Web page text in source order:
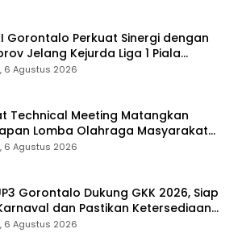
Gorontalo Perkuat Sinergi dengan
Jelang Kejurda Liga 1 Piala
2026
6 Agustus 2026
Technical Meeting Matangkan
Lomba Olahraga Masyarakat
Provinsi Gorontalo
6 Agustus 2026
Gorontalo Dukung GKK 2026, Siap
dan Pastikan Ketersediaan
6 Agustus 2026